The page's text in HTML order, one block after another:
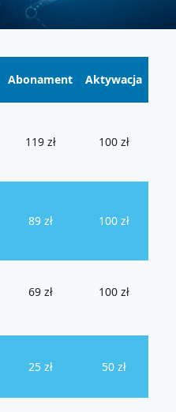
Abonament Aktywacja
119 zł 100 zł
89 zł 100 zł
69 zł 100 zł
25 zł 50 zł